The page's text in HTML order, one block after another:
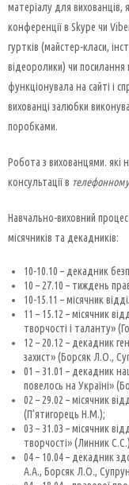
матеріалу для вихованців,
конференції в Skype чи
гуртків (майстер-класи,
відеоролики) чи
функціонувала на сайті і
вихованці залюбки
поробками.
Робота з вихованцями. які
консультації в
Навчально-виховний
місячників та декадників:
10-10.10 – декадник
10 – 27.10 – тиждень
10-15.11 – місячник
11 – 15.12 – місячник
творчості і таланту»
12 – 20.12 – декадник
захист» (Борсяк Л.О.,
01 – 31.01 – декадник
повелось на Україні»
02 – 29.02 – місячник
(П’ятигорець Н.М.);
03 – 31.03 – місячник
творчості» (Линник
04 – 10.04 – декадник
А.А., Борсяк Л.О.,